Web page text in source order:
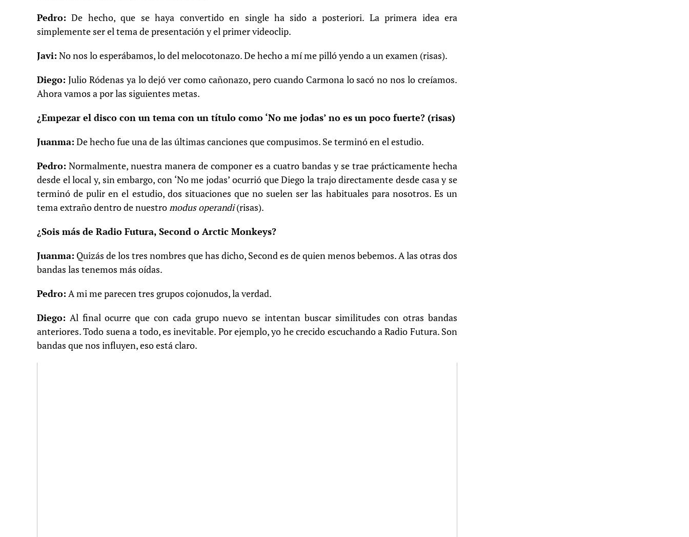
Pedro: De hecho, que se haya convertido en single ha sido a posteriori. La primera idea era
simplemente ser el tema de presentación y el primer videoclip.
Javi: No nos lo esperábamos, lo del melocotonazo. De hecho a mí me pilló yendo a un examen (risas).
Diego: Julio Ródenas ya lo dejó ver como cañonazo, pero cuando Carmona lo sacó no nos lo creíamos.
Ahora vamos a por las siguientes metas.
¿Empezar el disco con un tema con un título como ‘No me jodas’ no es un poco fuerte? (risas)
Juanma: De hecho fue una de las últimas canciones que compusimos. Se terminó en el estudio.
Pedro: Normalmente, nuestra manera de componer es a cuatro bandas y se trae prácticamente hecha
desde el local y, sin embargo, con ‘No me jodas’ ocurrió que Diego la trajo directamente desde casa y se
terminó de pulir en el estudio, dos situaciones que no suelen ser las habituales para nosotros. Es un
tema extraño dentro de nuestromodus operandi(risas).
¿Sois más de Radio Futura, Second o Arctic Monkeys?
Juanma: Quizás de los tres nombres que has dicho, Second es de quien menos bebemos. A las otras dos
bandas las tenemos más oídas.
Pedro: A mi me parecen tres grupos cojonudos, la verdad.
Diego: Al final ocurre que con cada grupo nuevo se intentan buscar similitudes con otras bandas
anteriores. Todo suena a todo, es inevitable. Por ejemplo, yo he crecido escuchando a Radio Futura. Son
bandas que nos influyen, eso está claro.